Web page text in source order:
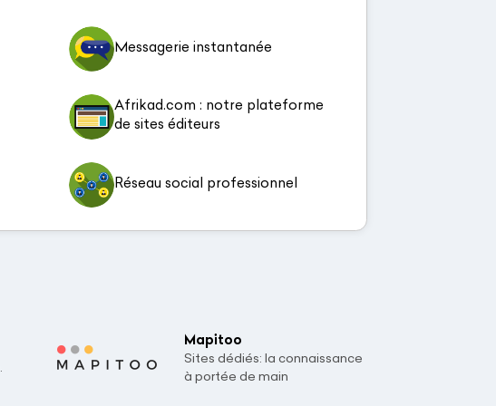
Messagerie instantanée
Afrikad.com : notre plateforme
de sites éditeurs
Réseau social professionnel
Mapitoo
Sites dédiés: la connaissance
à portée de main